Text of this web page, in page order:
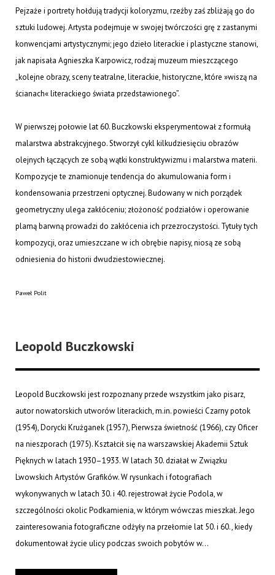
Pejzaże i portrety hołdują tradycji koloryzmu, rzeźby zaś zbliżają go do
sztuki ludowej. Artysta podejmuje w swojej twórczości grę z zastanymi
konwencjami artystycznymi; jego dzieło literackie i plastyczne stanowi,
jak napisała Agnieszka Karpowicz, rodzaj muzeum mieszczącego
„kolejne obrazy, sceny teatralne, literackie, historyczne, które »wiszą na
ścianach« literackiego świata przedstawionego”.
W pierwszej połowie lat 60. Buczkowski eksperymentował z formułą
malarstwa abstrakcyjnego. Stworzył cykl kilkudziesięciu obrazów
olejnych łączących ze sobą wątki konstruktywizmu i malarstwa materii.
Kompozycje te znamionuje tendencja do akumulowania form i
kondensowania przestrzeni optycznej. Budowany w nich porządek
geometryczny ulega zakłóceniu; złożoność podziałów i operowanie
plamą barwną prowadzi do zakłócenia ich przezroczystości. Tytuły tych
kompozycji, oraz umieszczane w ich obrębie napisy, niosą ze sobą
odniesienia do historii dwudziestowiecznej.
Paweł Polit
Leopold Buczkowski
Leopold Buczkowski jest rozpoznany przede wszystkim jako pisarz,
autor nowatorskich utworów literackich, m.in. powieści Czarny potok
(1954), Dorycki Krużganek (1957), Pierwsza świetność (1966), czy Oficer
na nieszporach (1975). Kształcił się na warszawskiej Akademii Sztuk
Pięknych w latach 1930–1933. W latach 30. działał w Związku
Lwowskich Artystów Grafików. W rysunkach i fotografiach
wykonywanych w latach 30. i 40. rejestrował życie Podola, w
szczególności okolic Podkamienia, w którym wówczas mieszkał. Jego
zainteresowania fotograficzne odżyły na przełomie lat 50. i 60., kiedy
dokumentował życie ulicy podczas swoich pobytów w...